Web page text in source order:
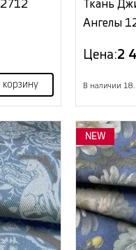
корзину
Ткань
Ангелы
Цена:2
В наличии
NEW